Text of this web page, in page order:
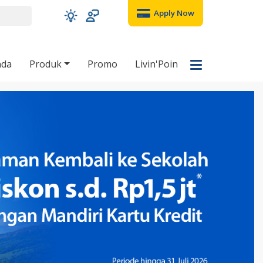
Apply Now
Produk Promo Livin'Poin